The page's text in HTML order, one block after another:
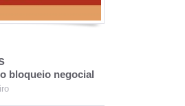
bloqueio negocial